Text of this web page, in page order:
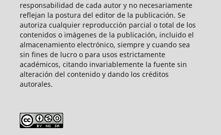
responsabilidad de cada autor y no necesariamente
reflejan la postura del editor de la publicación. Se
autoriza cualquier reproducción parcial o total de los
contenidos o imágenes de la publicación, incluido el
almacenamiento electrónico, siempre y cuando sea
sin fines de lucro o para usos estrictamente
académicos, citando invariablemente la fuente sin
alteración del contenido y dando los créditos
autorales.